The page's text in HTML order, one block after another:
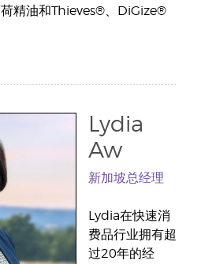
精油和Thieves®、DiGize®
Lydia
Aw
新加坡总经理
Lydia在快速消
费品行业拥有超
过20年的经